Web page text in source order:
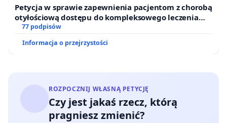
Petycja w sprawie zapewnienia pacjentom z chorobą
otyłościową dostępu do kompleksowego leczenia
oraz programów profilaktycznych.
77 podpisów
Informacja o przejrzystości
ROZPOCZNIJ WŁASNĄ PETYCJĘ
Czy jest jakaś rzecz, którą
pragniesz zmienić?